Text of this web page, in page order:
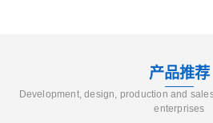
产品推荐
Development, design, production and
enterprises